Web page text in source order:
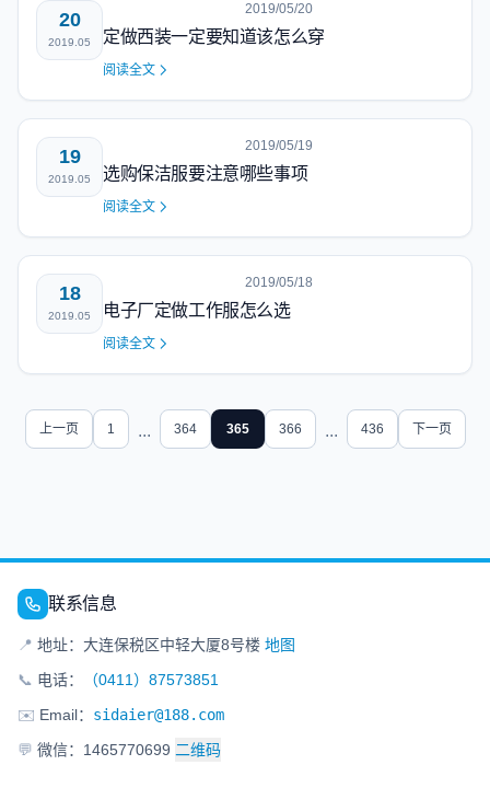
20
2019.05
2019/05/20
定做西装一定要知道该怎么穿
阅读全文
19
2019.05
2019/05/19
选购保洁服要注意哪些事项
阅读全文
18
2019.05
2019/05/18
电子厂定做工作服怎么选
阅读全文
上一页 1 ... 364 365 366 ... 436 下一页
联系信息
📍 地址：大连保税区中轻大厦8号楼 地图
📞 电话：
（0411）87573851
✉️ Email： sidaier@188.com
💬 微信：1465770699 二维码